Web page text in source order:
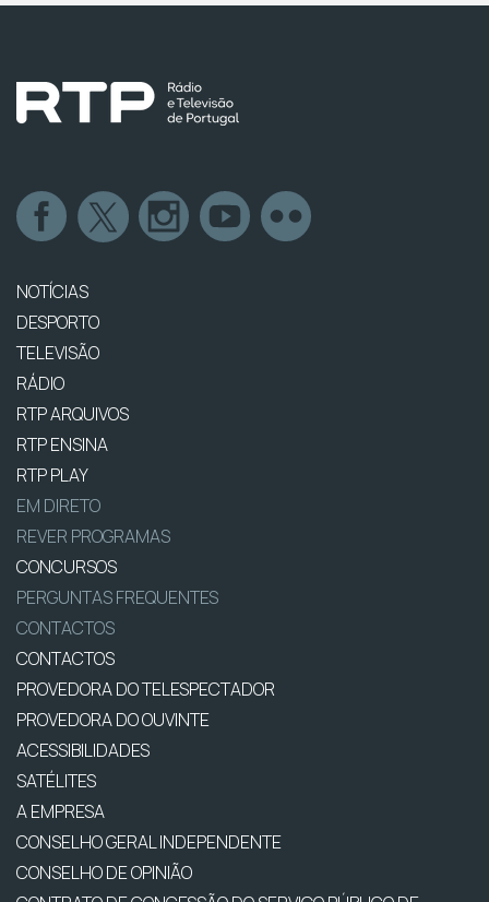
NOTÍCIAS
DESPORTO
TELEVISÃO
RÁDIO
RTP ARQUIVOS
RTP ENSINA
RTP PLAY
EM DIRETO
REVER PROGRAMAS
CONCURSOS
PERGUNTAS FREQUENTES
CONTACTOS
CONTACTOS
PROVEDORA DO TELESPECTADOR
PROVEDORA DO OUVINTE
ACESSIBILIDADES
SATÉLITES
A EMPRESA
CONSELHO GERAL INDEPENDENTE
CONSELHO DE OPINIÃO